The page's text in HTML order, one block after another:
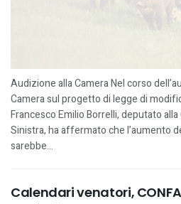
Audizione alla Camera Nel corso
Camera sul progetto di legge di
Francesco Emilio Borrelli, deputato
Sinistra, ha affermato che l’aumento
sarebbe...
Calendari venatori,